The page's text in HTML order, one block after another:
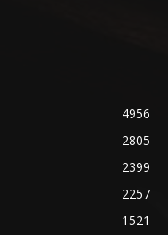
4956
2805
2399
2257
1521